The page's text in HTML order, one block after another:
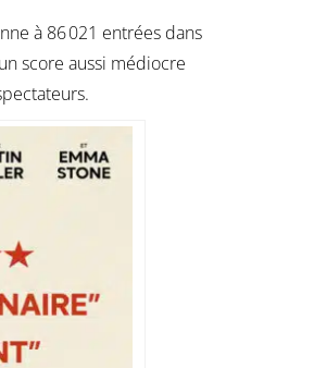
à 86 021 entrées dans
score aussi médiocre